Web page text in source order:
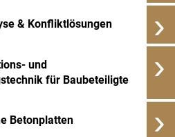
& Konfliktlösungen ›
und
für Baubeteiligte
›
Betonplatten ›